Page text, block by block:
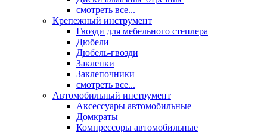
смотреть все...
Крепежный инструмент
Гвозди для мебельного степлера
Дюбели
Дюбель-гвозди
Заклепки
Заклепочники
смотреть все...
Автомобильный инструмент
Аксессуары автомобильные
Домкраты
Компрессоры автомобильные